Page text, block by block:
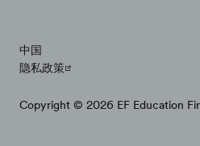
中国
隐私政策
Copyright © 2026 EF Education